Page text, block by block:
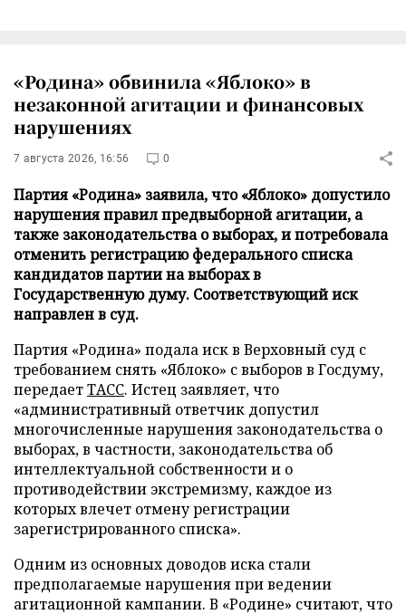
«Родина» обвинила «Яблоко» в
незаконной агитации и финансовых
нарушениях
7 августа 2026, 16:56 0
Партия «Родина» заявила, что «Яблоко» допустило
нарушения правил предвыборной агитации, а
также законодательства о выборах, и потребовала
отменить регистрацию федерального списка
кандидатов партии на выборах в
Государственную думу. Соответствующий иск
направлен в суд.
Партия «Родина» подала иск в Верховный суд с
требованием снять «Яблоко» с выборов в Госдуму,
передаетТАСС. Истец заявляет, что
«административный ответчик допустил
многочисленные нарушения законодательства о
выборах, в частности, законодательства об
интеллектуальной собственности и о
противодействии экстремизму, каждое из
которых влечет отмену регистрации
зарегистрированного списка».
Одним из основных доводов иска стали
предполагаемые нарушения при ведении
агитационной кампании. В «Родине» считают, что